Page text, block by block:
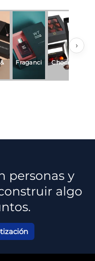
Fraganci
a y
Chocola
te
›
personas y
algo